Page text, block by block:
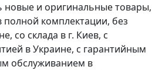
новые и оригинальные товары,
комплектации, без
со склада в г. Киев, с
в Украине, с гарантийным
обслуживанием в